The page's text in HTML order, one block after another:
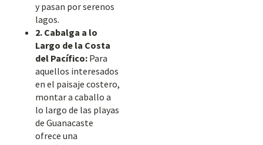
y pasan por serenos
lagos.
2. Cabalga a lo
Largo de la Costa
del Pacífico: Para
aquellos interesados
en el paisaje costero,
montar a caballo a
lo largo de las playas
de Guanacaste
ofrece una